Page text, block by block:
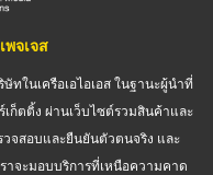
พจเจส
ทในเครือเอไอเอส ในฐานะผู้นำที่
ตติ้ง ผ่านเว็บไซต์รวมสินค้าและ
วจสอบและยืนยันตัวตนจริง และ
าจะมอบบริการที่เหนือความคาด